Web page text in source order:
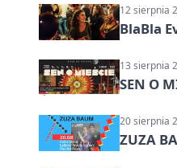
12 sierpnia
BlaBla
13 sierpnia
SEN O
20 sierpnia
ZUZA